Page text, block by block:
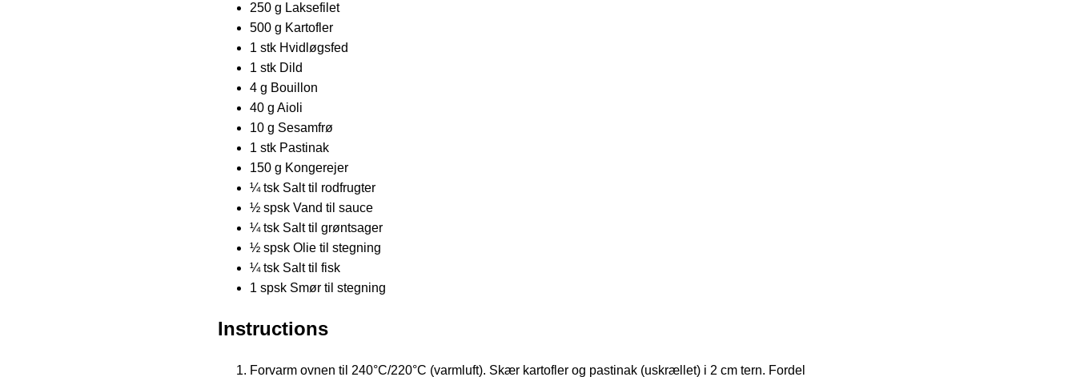
250 g Laksefilet
500 g Kartofler
1 stk Hvidløgsfed
1 stk Dild
4 g Bouillon
40 g Aioli
10 g Sesamfrø
1 stk Pastinak
150 g Kongerejer
¼ tsk Salt til rodfrugter
½ spsk Vand til sauce
¼ tsk Salt til grøntsager
½ spsk Olie til stegning
¼ tsk Salt til fisk
1 spsk Smør til stegning
Instructions
Forvarm ovnen til 240°C/220°C (varmluft). Skær kartofler og pastinak (uskrællet) i 2 cm tern. Fordel